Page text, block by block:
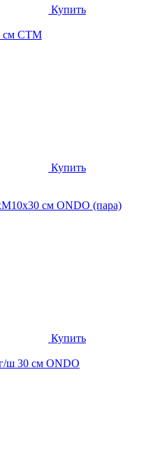
Купить
cм CTM
Купить
см ONDO (пара)
Купить
ш 30 cм ONDO